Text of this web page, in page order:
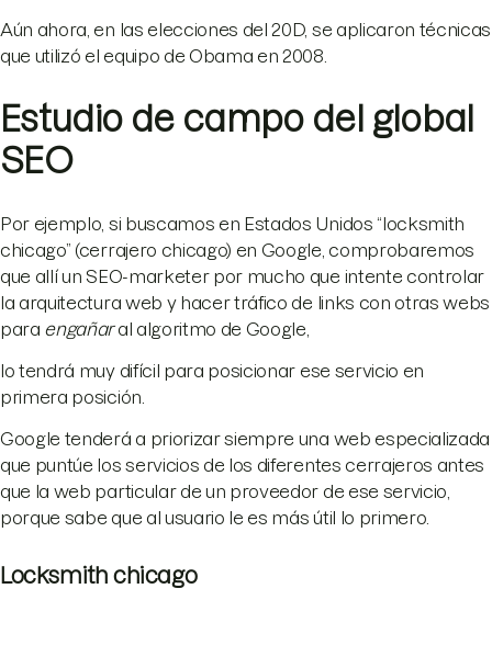
Aún ahora, en las elecciones del 20D, se aplicaron técnicas
que utilizó el equipo de Obama en 2008.
Estudio de campo del global
SEO
Por ejemplo, si buscamos en Estados Unidos “locksmith
chicago” (cerrajero chicago) en Google, comprobaremos
que allí un SEO-marketer por mucho que intente controlar
la arquitectura web y hacer tráfico de links con otras webs
para engañaral algoritmo de Google,
lo tendrá muy difícil para posicionar ese servicio en
primera posición.
Google tenderá a priorizar siempre una web especializada
que puntúe los servicios de los diferentes cerrajeros antes
que la web particular de un proveedor de ese servicio,
porque sabe que al usuario le es más útil lo primero.
Locksmith chicago